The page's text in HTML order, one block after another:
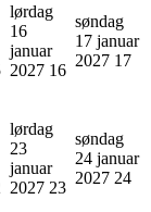
lørdag
16
januar
2027 16
søndag
17 januar
2027 17
lørdag
23
januar
2027 23
søndag
24 januar
2027 24